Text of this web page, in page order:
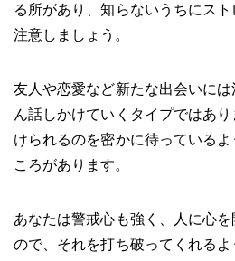
る所があり、知らないうちにス
注意しましょう。
友人や恋愛など新たな出会いに
ん話しかけていくタイプではあ
けられるのを密かに待っている
ころがあります。
あなたは警戒心も強く、人に心
ので、それを打ち破ってくれる